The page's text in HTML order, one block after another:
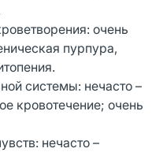
очень
пурпура,
системы: нечасто –
кровотечение; очень
нечасто –